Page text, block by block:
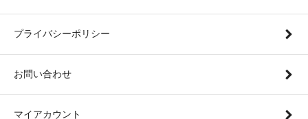
プライバシーポリシー
お問い合わせ
マイアカウント